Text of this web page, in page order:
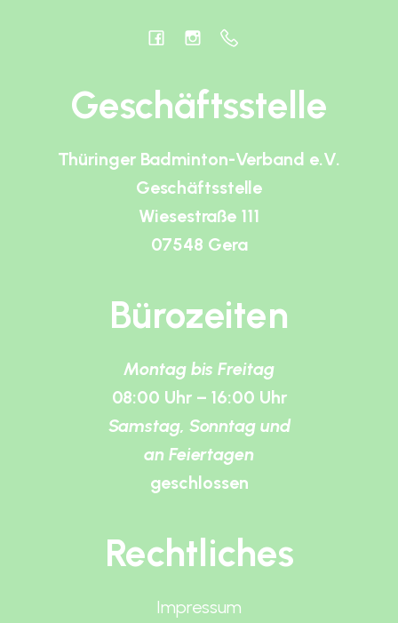
Geschäftsstelle
Thüringer Badminton-Verband e.V.
Geschäftsstelle
Wiesestraße 111
07548 Gera
Bürozeiten
Montag bis Freitag
08:00 Uhr – 16:00 Uhr
Samstag, Sonntag und
an Feiertagen
geschlossen
Rechtliches
Impressum